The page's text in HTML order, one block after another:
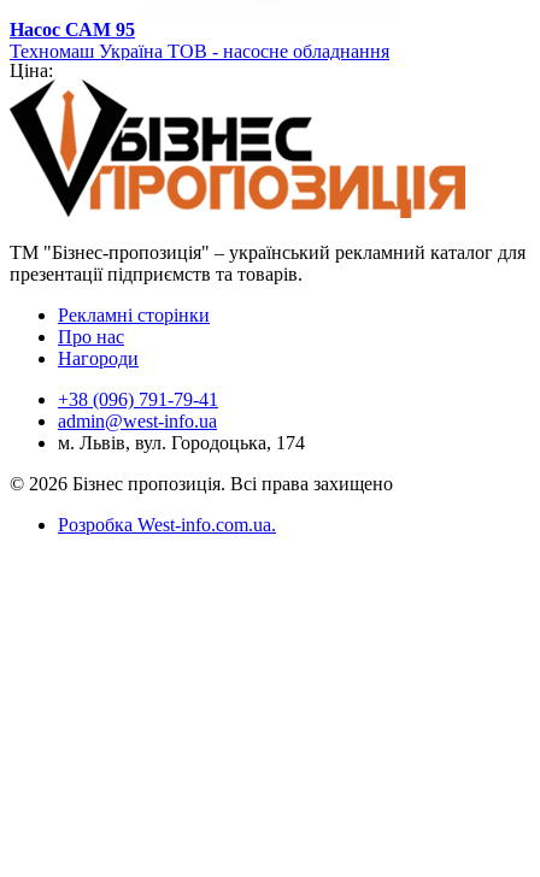
Насос САМ 95
Техномаш Україна ТОВ - насосне обладнання
Ціна:
ТМ "Бізнес-пропозиція" – український рекламний каталог для
презентації підприємств та товарів.
Рекламні сторінки
Про нас
Нагороди
+38 (096) 791-79-41
admin@west-info.ua
м. Львів, вул. Городоцька, 174
© 2026 Бізнес пропозиція. Всі права захищено
Розробка West-info.com.ua.